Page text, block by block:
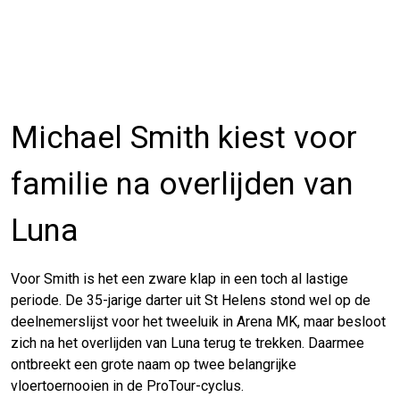
Michael Smith kiest voor
familie na overlijden van
Luna
Voor Smith is het een zware klap in een toch al lastige
periode. De 35-jarige darter uit St Helens stond wel op de
deelnemerslijst voor het tweeluik in Arena MK, maar besloot
zich na het overlijden van Luna terug te trekken. Daarmee
ontbreekt een grote naam op twee belangrijke
vloertoernooien in de ProTour-cyclus.